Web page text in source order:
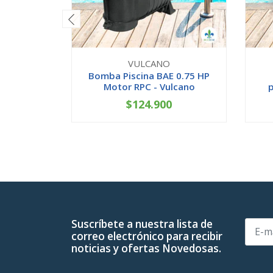
VULCANO
Bomba Piscina BAE 0.75 HP
Motor RPC - Vulcano
+
$124.900
Suscríbete a nuestra lista de
correo electrónico para recibir
noticias y ofertas Novedosas.